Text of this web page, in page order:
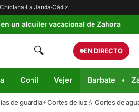
Chiclana·La Janda·Cádiz
vacacional de Zahora
🔍 EN DIRECTO
Conil Vejer Barbate
de guardia⚡ Cortes de luz💧 Cortes de